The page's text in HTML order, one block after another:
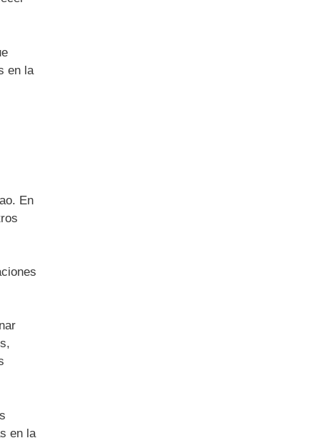
en la
En
en la